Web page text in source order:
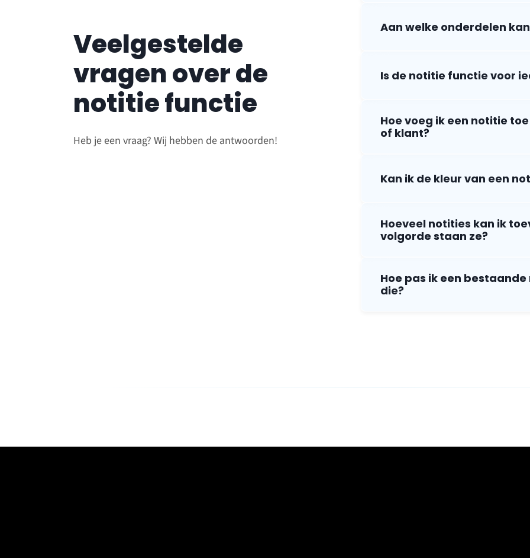
Veelgestelde
vragen over de
notitie functie
Heb je een vraag? Wij hebben de antwoorden!
Aan welke onderdelen
Is de notitie functie voor
Hoe voeg ik een notitie
of klant?
Kan ik de kleur van een
Hoeveel notities kan ik
volgorde staan ze?
Hoe pas ik een
die?